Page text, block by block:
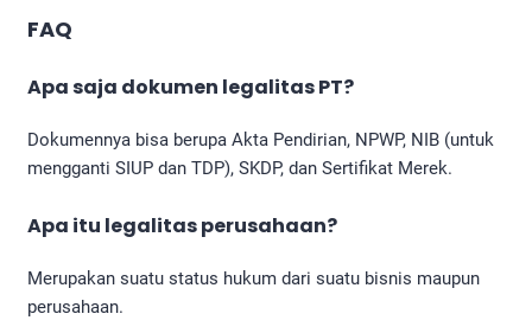
FAQ
Apa saja dokumen legalitas PT?
Dokumennya bisa berupa Akta Pendirian, NPWP, NIB (untuk
mengganti SIUP dan TDP), SKDP, dan Sertifikat Merek.
Apa itu legalitas perusahaan?
Merupakan suatu status hukum dari suatu bisnis maupun
perusahaan.